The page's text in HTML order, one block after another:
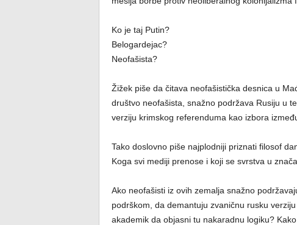
Ko je taj Putin?
Belogardejac?
Neofašista?
Žižek piše da čitava neofašistička desnica u
društvo neofašista, snažno podržava Rusiju u
verziju krimskog referenduma kao izbora
Tako doslovno piše najplodniji priznati filosof
Koga svi mediji prenose i koji se svrstva u
Ako neofašisti iz ovih zemalja snažno
podrškom, da demantuju zvaničnu rusku
akademik da objasni tu nakaradnu logiku?